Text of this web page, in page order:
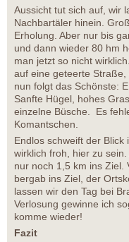
Aussicht tut sich auf, wir
Nachbartäler hinein.
Erholung. Aber nur bis
und dann wieder 80 hm
man jetzt so nicht
auf eine geteerte
nun folgt das Schönste:
Sanfte Hügel, hohes
einzelne Büsche. Es
Komantschen.
Endlos schweift der
wirklich froh, hier zu
nur noch 1,5 km ins Ziel.
bergab ins Ziel, der
lassen wir den Tag bei
Verlosung gewinne ich
komme wieder!
Fazit